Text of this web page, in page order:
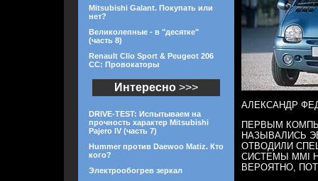
Mitsubishi Galant. Покупать или
нет?
Великолепные - в "десятке"
(часть 8)
Renault Clio Sport & Peugeot 206
CC: Провокаторы
Интересно >>>
DRIVE-TEST: Испытываем на
прочность характер Mitsubishi
Pajero IV (часть 7)
Hummer против Daewoo Matiz. Кто
кого?
Электрообогрев зеркал
АЛЕКСАНДР
ПЕРВЫМ
НАЗЫВАЛИСЬ
ОТВОДИЛИ
СИСТЕМЫ MMI
ВЕРОЯТНО,